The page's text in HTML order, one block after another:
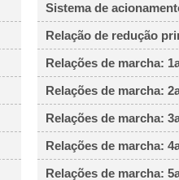
Sistema de
Relação de redução
Relações de marcha:
Relações de marcha:
Relações de marcha:
Relações de marcha:
Relações de marcha: